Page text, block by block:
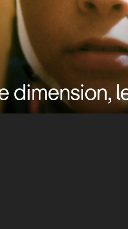
dimension,